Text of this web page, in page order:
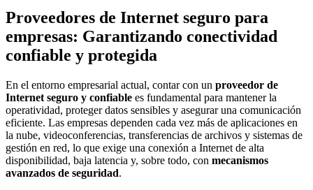
Proveedores de Internet seguro para
empresas: Garantizando conectividad
confiable y protegida
En el entorno empresarial actual, contar con un proveedor de
Internet seguro y confiable es fundamental para mantener la
operatividad, proteger datos sensibles y asegurar una comunicación
eficiente. Las empresas dependen cada vez más de aplicaciones en
la nube, videoconferencias, transferencias de archivos y sistemas de
gestión en red, lo que exige una conexión a Internet de alta
disponibilidad, baja latencia y, sobre todo, con mecanismos
avanzados de seguridad.